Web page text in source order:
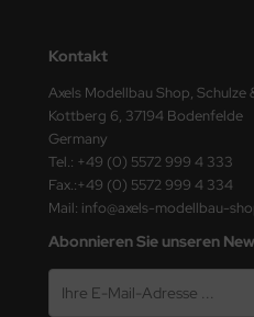
Kontakt
Axels Modellbau Shop, Schulze
Kottberg 6, 37194 Bodenfelde
Germany
Tel.: +49 (0) 5572 999 4 333
Fax.:+49 (0) 5572 999 4 334
Mail: info@axels-modellbau-
Abonnieren Sie unseren
Field Model
Model
Kits
Hobby